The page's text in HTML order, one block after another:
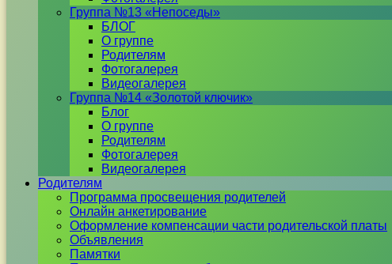
Группа №13 «Непоседы»
БЛОГ
О группе
Родителям
Фотогалерея
Видеогалерея
Группа №14 «Золотой ключик»
Блог
О группе
Родителям
Фотогалерея
Видеогалерея
Родителям
Программа просвещения родителей
Онлайн анкетирование
Оформление компенсации части родительской платы
Объявления
Памятки